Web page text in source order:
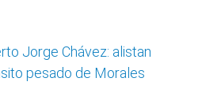
Jorge Chávez: alistan
pesado de Morales